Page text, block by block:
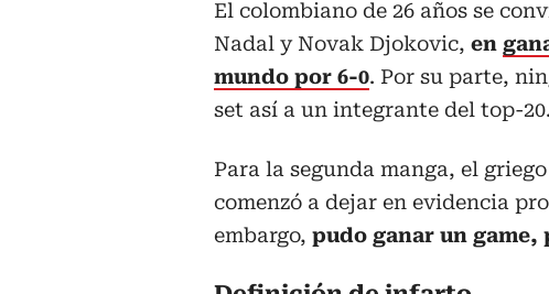
El colombiano de 26 años se
Nadal y Novak Djokovic, en
mundo por 6-0. Por su parte,
set así a un integrante del top-20.
Para la segunda manga, el
comenzó a dejar en evidencia
embargo, pudo ganar un game,